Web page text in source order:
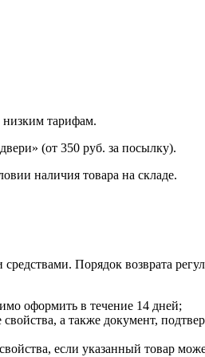
тарифам.
(от 350 руб. за посылку).
наличия товара на складе.
Порядок возврата
оформить в течение 14 дней;
свойства, а также документ,
если указанный товар